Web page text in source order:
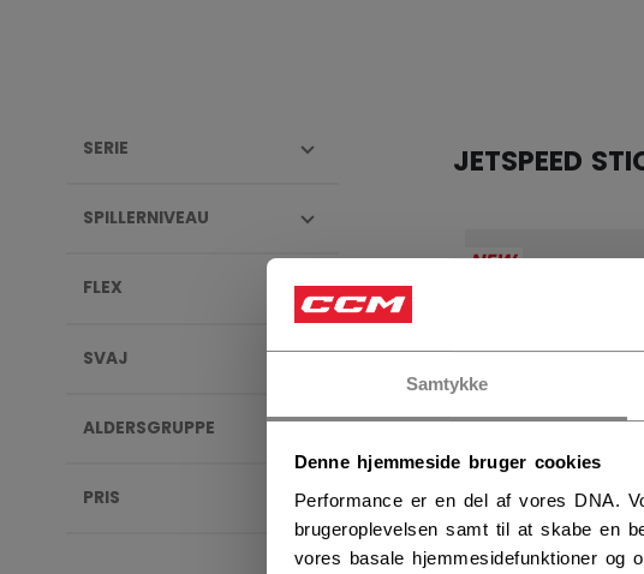
Samtykke
Denne hjemmeside bruger cookies
Performance er en del af vores DNA.
brugeroplevelsen samt til at skabe en
vores basale hjemmesidefunktioner og
SERIE
SPILLERNIVEAU
FLEX
SVAJ
ALDERSGRUPPE
PRIS
JETSPEED
NEW